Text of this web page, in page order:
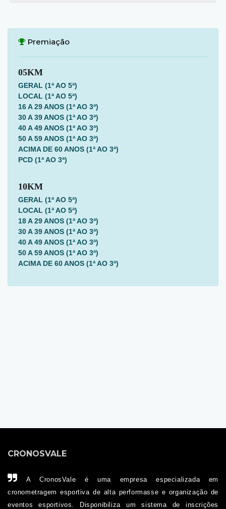
Premiação
05KM
GERAL (1ª AO 5ª)
LOCAL (1ª AO 5ª)
16 A 29 ANOS (1ª AO 3ª)
30 A 39 ANOS (1ª AO 3ª)
40 A 49 ANOS (1ª AO 3ª)
50 A 59 ANOS (1ª AO 3ª)
ACIMA DE 60 ANOS (1ª AO 3ª)
PCD (1ª AO 3ª)
10KM
GERAL (1ª AO 5ª)
LOCAL (1ª AO 5ª)
18 A 29 ANOS (1ª AO 3ª)
30 A 39 ANOS (1ª AO 3ª)
40 A 49 ANOS (1ª AO 3ª)
50 A 59 ANOS (1ª AO 3ª)
ACIMA DE 60 ANOS (1ª AO 3ª)
CRONOSVALE
A CronosVale é uma empresa especializada em
cronometragem esportiva de alta performasse e organização de
eventos esportivos. Disponibiliza um sistema de inscrições